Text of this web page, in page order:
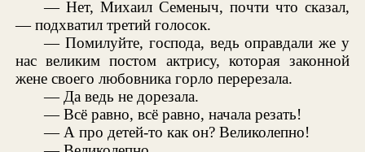
— Нет, Михаил Семеныч, почти что сказал,
— подхватил третий голосок.
— Помилуйте, господа, ведь оправдали же у
нас великим постом актрису, которая законной
жене своего любовника горло перерезала.
— Да ведь не дорезала.
— Всё равно, всё равно, начала резать!
— А про детей-то как он? Великолепно!